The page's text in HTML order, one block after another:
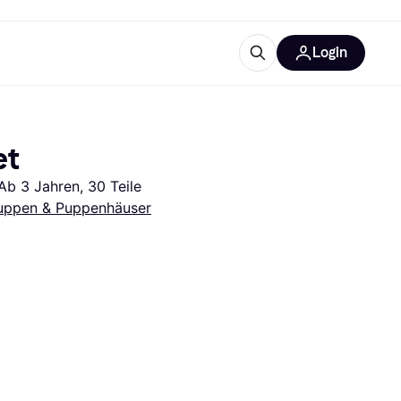
Login
3 Jahren, 30 Teile
& Puppenhäuser